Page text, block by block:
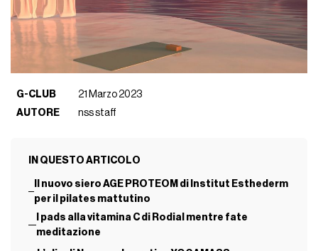
G-CLUB
21 Marzo 2023
AUTORE
nss staff
IN QUESTO ARTICOLO
Il nuovo siero AGE PROTEOM di Institut Esthederm
per il pilates mattutino
I pads alla vitamina C di Rodial mentre fate
meditazione